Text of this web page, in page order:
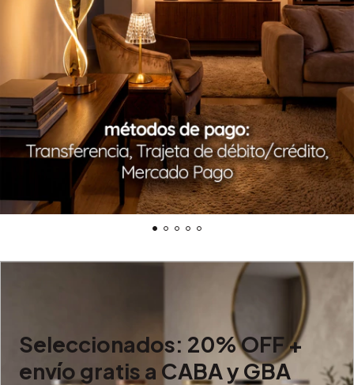
Seleccionados: 20% OFF +
envío gratis a CABA y GBA